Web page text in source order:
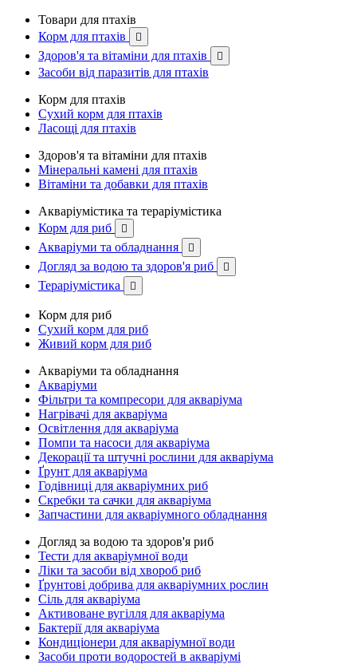
Товари для птахів
Корм для птахів

Здоров'я та вітаміни для птахів 
Засоби від паразитів для птахів
Корм для птахів
Сухий корм для птахів
Ласощі для птахів
Здоров'я та вітаміни для птахів
Мінеральні камені для птахів
Вітаміни та добавки для птахів
Акваріумістика та тераріумістика
Корм для риб

Акваріуми та обладнання 
Догляд за водою та здоров'я риб 
Тераріумістика 
Корм для риб
Сухий корм для риб
Живий корм для риб
Акваріуми та обладнання
Акваріуми
Фільтри та компресори для акваріума
Нагрівачі для акваріума
Освітлення для акваріума
Помпи та насоси для акваріума
Декорації та штучні рослини для акваріума
Ґрунт для акваріума
Годівниці для акваріумних риб
Скребки та сачки для акваріума
Запчастини для акваріумного обладнання
Догляд за водою та здоров'я риб
Тести для акваріумної води
Ліки та засоби від хвороб риб
Ґрунтові добрива для акваріумних рослин
Сіль для акваріума
Активоване вугілля для акваріума
Бактерії для акваріума
Кондиціонери для акваріумної води
Засоби проти водоростей в акваріумі